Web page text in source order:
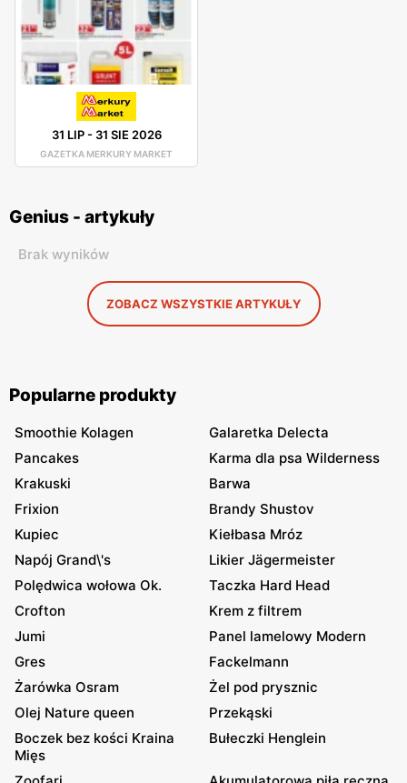
31 LIP- 31 SIE 2026
GAZETKA MERKURY MARKET
Genius - artykuły
Brak wyników
ZOBACZ WSZYSTKIE ARTYKUŁY
Popularne produkty
Smoothie Kolagen
Galaretka Delecta
Pancakes
Karma dla psa Wilderness
Krakuski
Barwa
Frixion
Brandy Shustov
Kupiec
Kiełbasa Mróz
Napój Grand\'s
Likier Jägermeister
Polędwica wołowa Ok.
Taczka Hard Head
Crofton
Krem z filtrem
Jumi
Panel lamelowy Modern
Gres
Fackelmann
Żarówka Osram
Żel pod prysznic
Olej Nature queen
Przekąski
Boczek bez kości Kraina
Mięs
Bułeczki Henglein